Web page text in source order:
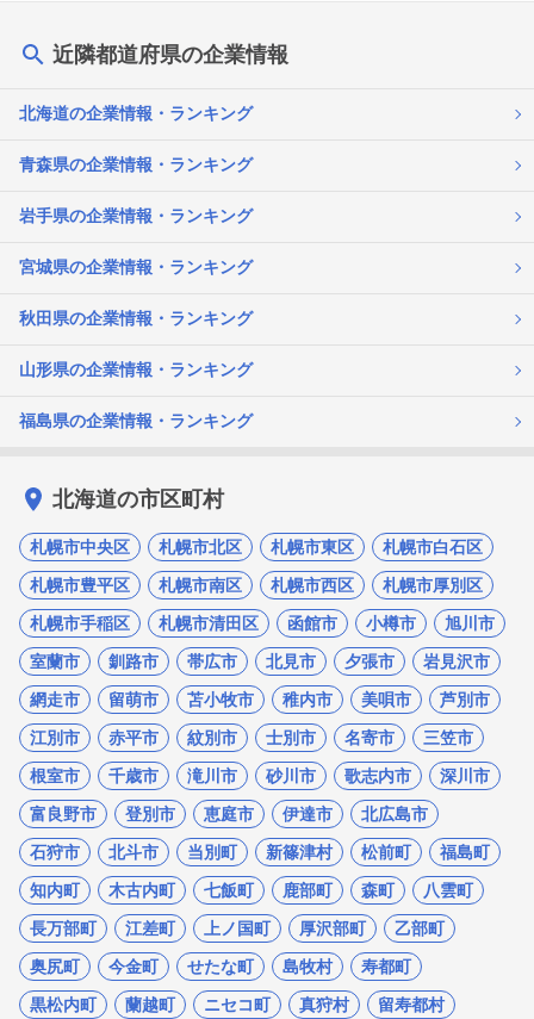
近隣都道府県の企業情報
北海道の企業情報・ランキング
青森県の企業情報・ランキング
岩手県の企業情報・ランキング
宮城県の企業情報・ランキング
秋田県の企業情報・ランキング
山形県の企業情報・ランキング
福島県の企業情報・ランキング
北海道の市区町村
札幌市中央区 札幌市北区 札幌市東区
札幌市白石区
札幌市豊平区
札幌市南区 札幌市西区
札幌市厚別区
札幌市手稲区
札幌市清田区 函館市 小樽市
旭川市
室蘭市
釧路市 帯広市 北見市 夕張市
岩見沢市
網走市
留萌市 苫小牧市 稚内市 美唄市
芦別市
江別市
赤平市 紋別市 士別市 名寄市
三笠市
根室市
千歳市 滝川市 砂川市 歌志内市
深川市
富良野市
登別市 恵庭市 伊達市
北広島市
石狩市
北斗市 当別町 新篠津村 松前町
福島町
知内町
木古内町 七飯町 鹿部町 森町
八雲町
長万部町
江差町 上ノ国町 厚沢部町
乙部町
奥尻町
今金町 せたな町 島牧村
寿都町
黒松内町
蘭越町 ニセコ町 真狩村
留寿都村